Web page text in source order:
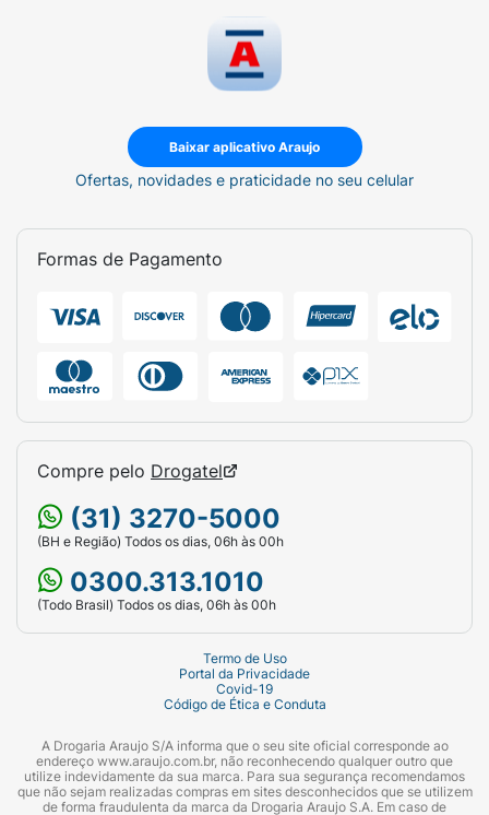
Baixar aplicativo Araujo
Ofertas, novidades e praticidade no seu celular
Formas de Pagamento
Compre pelo Drogatel
(31) 3270-5000
(BH e Região) Todos os dias, 06h às 00h
0300.313.1010
(Todo Brasil) Todos os dias, 06h às 00h
Termo de Uso
Portal da Privacidade
Covid-19
Código de Ética e Conduta
A Drogaria Araujo S/A informa que o seu site oficial corresponde ao
endereço www.araujo.com.br, não reconhecendo qualquer outro que
utilize indevidamente da sua marca. Para sua segurança recomendamos
que não sejam realizadas compras em sites desconhecidos que se utilizem
de forma fraudulenta da marca da Drogaria Araujo S.A. Em caso de